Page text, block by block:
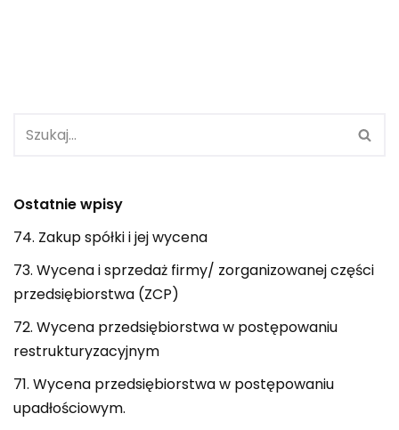
Ostatnie wpisy
74. Zakup spółki i jej wycena
73. Wycena i sprzedaż firmy/ zorganizowanej części
przedsiębiorstwa (ZCP)
72. Wycena przedsiębiorstwa w postępowaniu
restrukturyzacyjnym
71. Wycena przedsiębiorstwa w postępowaniu
upadłościowym.